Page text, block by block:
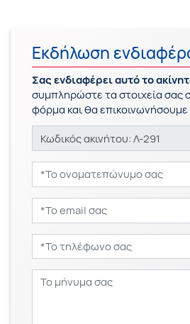
Εκδήλωση
Σας ενδιαφέρει αυτό το
συμπληρώστε τα στοιχεία σας
φόρμα και θα επικοινωνήσουμε